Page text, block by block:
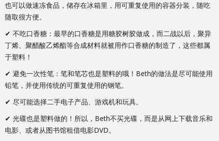
也可以做速冻食品，储存在冰箱里，用可重复使用的容器分装，随吃
随取很方便。
✔ 不吃口香糖：最早的口香糖是用糖胶树胶做成，而二战以后，聚异
丁烯、聚醋酸乙烯酯等合成材料就被用作口香糖的制造了，这些都属
于塑料！
✔ 避免一次性笔：笔和笔芯也是塑料的哦！Beth的做法是尽可能使用
铅笔，并使用传统的可重复使用的钢笔。
✔ 尽可能选择二手电子产品、游戏机和玩具。
✔ 光碟也是塑料做的！所以，Beth不买光碟，而是从网上下载音乐和
电影、或者从图书馆租借电影DVD。